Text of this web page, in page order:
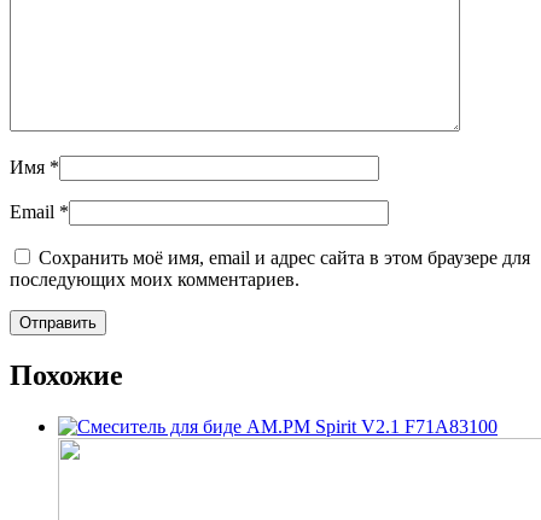
Имя *
Email *
Сохранить моё имя, email и адрес сайта в этом браузере для
последующих моих комментариев.
Похожие